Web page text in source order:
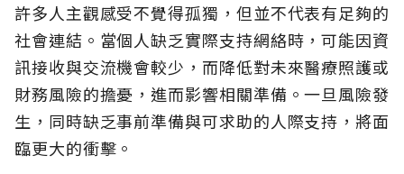
許多人主觀感受不覺得孤獨，但並不代表有足夠的
社會連結。當個人缺乏實際支持網絡時，可能因資
訊接收與交流機會較少，而降低對未來醫療照護或
財務風險的擔憂，進而影響相關準備。一旦風險發
生，同時缺乏事前準備與可求助的人際支持，將面
臨更大的衝擊。